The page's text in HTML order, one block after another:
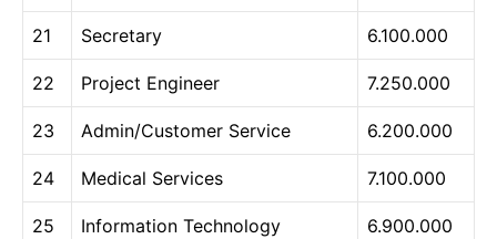
21 Secretary 6.100.000
22 Project Engineer 7.250.000
23 Admin/Customer Service 6.200.000
24 Medical Services 7.100.000
25 Information Technology 6.900.000